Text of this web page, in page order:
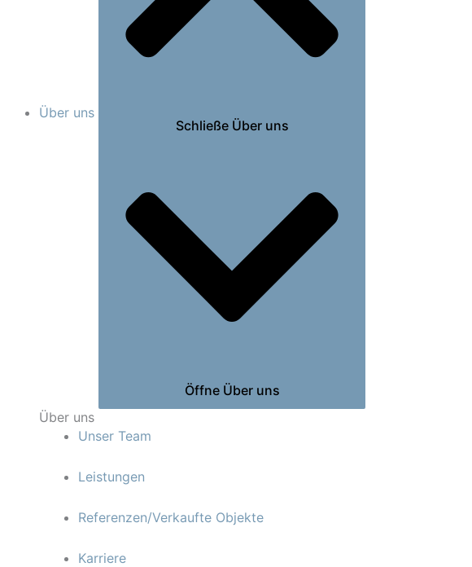
Über uns
Schließe Über uns
Öffne Über uns
Über uns
Unser Team
Leistungen
Referenzen/Verkaufte Objekte
Karriere